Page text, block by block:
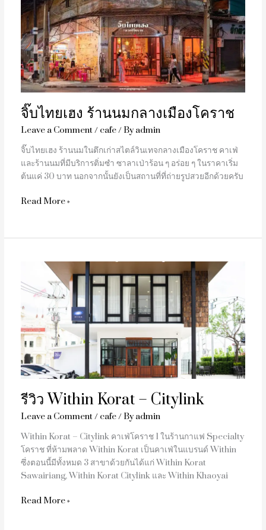
จิ๊บไทยเฮง ร้านนมกลางเมืองโคราช
Leave a Comment/ cafe/ Byadmin
จิ๊บไทยเฮง ร้านนมในตึกเก่าสไตล์วินเทจกลางเมืองโคราช คาเฟ่
และร้านนมที่มีบริการติ่มซำ ซาลาเป่าร้อน ๆ อร่อย ๆ ในราคาเริ่ม
ต้นแค่ 30 บาท นอกจากนั้นยังเป็นสถานที่ที่ถ่ายรูปสวยอีกด้วยครับ
เฮง
ร้าน
นม
กลาง
เมือง
โคราช
Read More »
รีวิว Within Korat – Citylink
Leave a Comment/ cafe/ Byadmin
Within Korat – Citylink คาเฟ่โคราช 1 ในร้านกาแฟ Specialty
โคราช ที่ห้ามพลาด Within Korat เป็นคาเฟ่ในแบรนด์ Within
ซึ่งตอนนี้มีทั้งหมด 3 สาขาด้วยกันได้แก่ Within Korat
Sawairiang, Within Korat Citylink และ Within Khaoyai
Within
Korat
–
Citylink
Read More »